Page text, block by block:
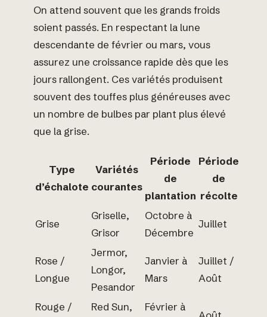
On attend souvent que les grands froids
soient passés. En respectant la lune
descendante de février ou mars, vous
assurez une croissance rapide dès que les
jours rallongent. Ces variétés produisent
souvent des touffes plus généreuses avec
un nombre de bulbes par plant plus élevé
que la grise.
Type
d’échalote
Variétés
courantes
Période
de
plantation
Période
de
récolte
Grise
Griselle,
Grisor
Octobre à
Décembre
Juillet
Rose /
Longue
Jermor,
Longor,
Pesandor
Janvier à
Mars
Juillet /
Août
Rouge / Red Sun, Février à